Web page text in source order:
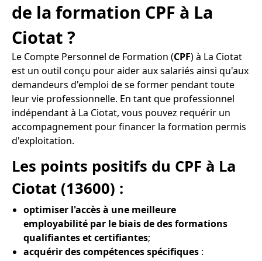
de la formation CPF à La
Ciotat ?
Le Compte Personnel de Formation (CPF) à La Ciotat
est un outil conçu pour aider aux salariés ainsi qu'aux
demandeurs d'emploi de se former pendant toute
leur vie professionnelle. En tant que professionnel
indépendant à La Ciotat, vous pouvez requérir un
accompagnement pour financer la formation permis
d'exploitation.
Les points positifs du CPF à La
Ciotat (13600) :
optimiser l'accès à une meilleure
employabilité par le biais de des formations
qualifiantes et certifiantes;
acquérir des compétences spécifiques :